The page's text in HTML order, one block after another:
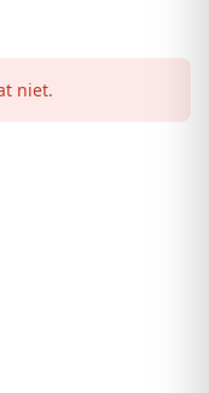
niet.